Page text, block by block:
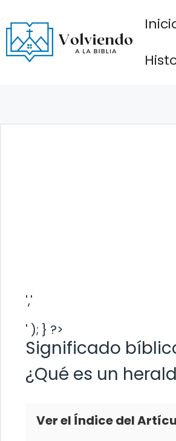
al
contenido
','
' ); } ?>
Significado
¿Qué es un
Ver el Índice del